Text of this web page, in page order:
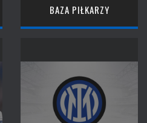
BAZA PIŁKARZY